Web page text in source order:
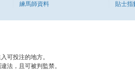
練馬師資料
貼士指
可投注的地方。
法，且可被判監禁。